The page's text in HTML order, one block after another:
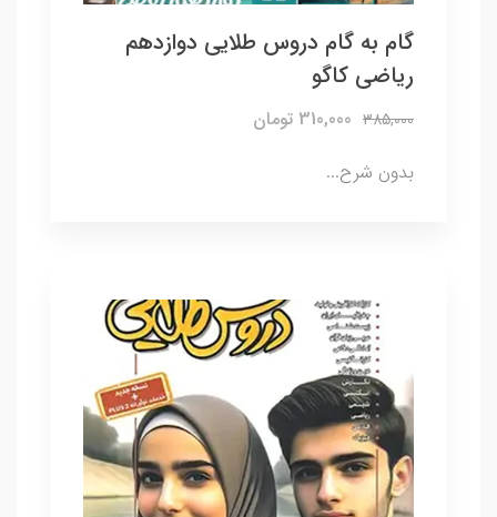
گام به گام دروس طلایی دوازدهم
ریاضی کاگو
385,000 310,000 تومان
بدون شرح...